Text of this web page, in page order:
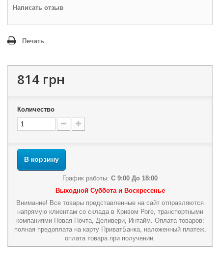
Написать отзыв
Печать
814 грн
Количество
В корзину
График работы: С 9:00 До 18:00
Выходной Суббота и Воскресенье
Внимание! Все товары представленные на сайт отправляются
напрямую клиентам со склада в Кривом Роге, транспортными
компаниями Новая Почта, Деливери, Интайм. Оплата товаров:
полная предоплата на карту ПриватБанка, наложенный платеж,
оплата товара при получении.